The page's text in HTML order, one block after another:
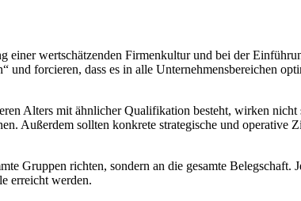
einer wertschätzenden Firmenkultur und bei der
forcieren, dass es in alle Unternehmensbereichen
Alters mit ähnlicher Qualifikation besteht, wirken
Außerdem sollten konkrete strategische und
Gruppen richten, sondern an die gesamte
erreicht werden.